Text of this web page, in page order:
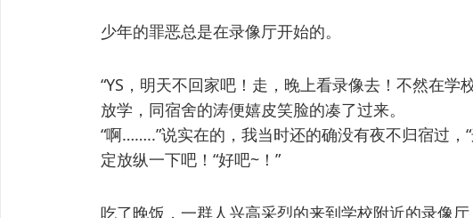
少年的罪恶总是在录像厅开始的。
“YS，明天不回家吧！走，晚上看录像去！不然在学
放学，同宿舍的涛便嬉皮笑脸的凑了过来。
“啊……..”说实在的，我当时还的确没有夜不归宿过
定放纵一下吧！“好吧~！”
吃了晚饭，一群人兴高采烈的来到学校附近的录像